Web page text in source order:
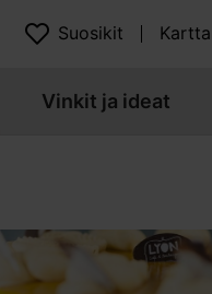
Suosikit Kartta
Vinkit ja ideat